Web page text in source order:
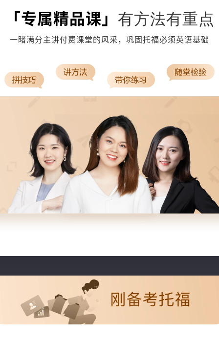
「专属精品课」 有方法有重点
一睹满分主讲付费课堂的风采，巩固托福必须英语基础